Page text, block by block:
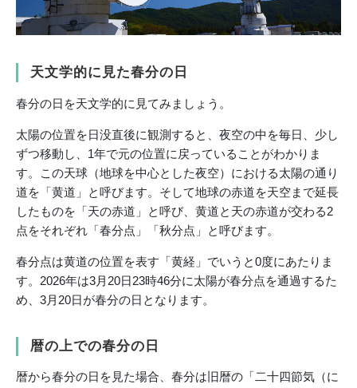
天文学的に見た春分の日
春分の日を天文学的に見てみましょう。
太陽の位置を日没直後に観測すると、夜空の中を毎日、少し
ずつ移動し、1年で元の位置に戻っていることがわかりま
す。この天球（地球を中心とした夜空）における太陽の通り
道を「黄道」と呼びます。そして地球の赤道を天空まで延長
したものを「天の赤道」と呼び、黄道と天の赤道が交わる2
点をそれぞれ「春分点」「秋分点」と呼びます。
春分点は黄道の位置を表す「黄経」でいうと0度にあたりま
す。2026年は3月20日23時46分に太陽が春分点を通過するた
め、3月20日が春分の日となります。
暦の上での春分の日
暦から春分の日を見た場合、春分は旧暦の「二十四節気（に